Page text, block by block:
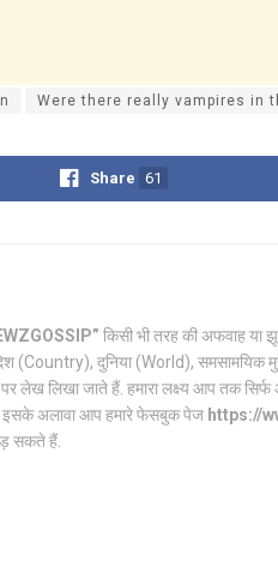
Were there really vampires in
Share 61
किसी भी तरह की अफवाह या
(Country), दुनिया (World),
लिखा जाते हैं. हमारा लक्ष्य आप तक सिर्फ
इसके अलावा आप हमारे फेसबुक पेज https://
सकते हैं.